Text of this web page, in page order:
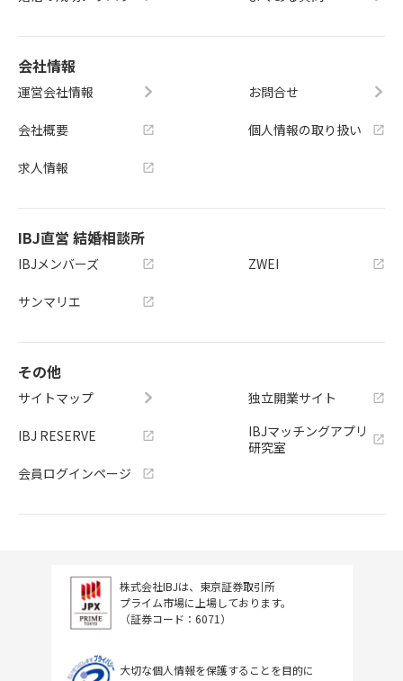
会社情報
運営会社情報
会社概要
求人情報
お問合せ
個人情報の取り扱い
IBJ直営 結婚相談所
IBJメンバーズ
サンマリエ
ZWEI
その他
サイトマップ
IBJ RESERVE
会員ログインページ
独立開業サイト
IBJマッチングアプリ
研究室
株式会社IBJは、東京証券取引所
プライム市場に上場しております。
（証券コード：6071）
大切な個人情報を保護することを目的に